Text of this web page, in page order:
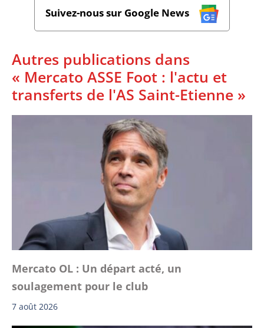
Suivez-nous sur Google News
Autres publications dans
« Mercato ASSE Foot : l'actu et
transferts de l'AS Saint-Etienne »
Mercato OL : Un départ acté, un
soulagement pour le club
7 août 2026